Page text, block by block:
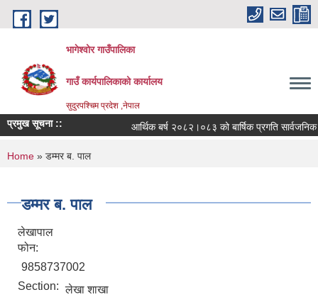
Skip to main content
भागेश्वोर गाउँपालिका
गाउँ कार्यपालिकाको कार्यालय
सुदुरपश्चिम प्रदेश ,नेपाल
प्रमुख सूचना :: आर्थिक बर्ष २०८२।०८३ को बार्षिक प्रगति सार्वजनिक
You are here
Home » डम्मर ब. पाल
डम्मर ब. पाल
लेखापाल
फोन:
9858737002
Section: लेखा शाखा